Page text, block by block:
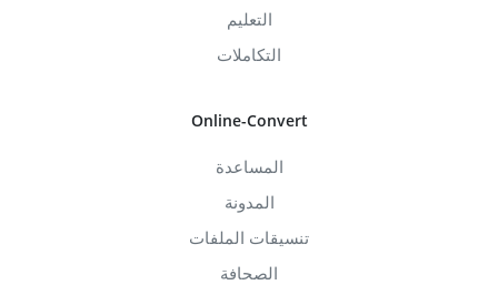
التعليم
التكاملات
Online-Convert
المساعدة
المدونة
تنسيقات الملفات
الصحافة